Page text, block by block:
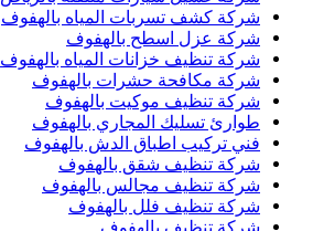
شركة كشف تسربات المياه بالهفوف
شركة عزل اسطح بالهفوف
شركة تنظيف خزانات المياه بالهفوف
شركة مكافحة حشرات بالهفوف
شركة تنظيف موكيت بالهفوف
طوارئ تسليك المجاري بالهفوف
فني تركيب اطباق الدش بالهفوف
شركة تنظيف شقق بالهفوف
شركة تنظيف مجالس بالهفوف
شركة تنظيف فلل بالهفوف